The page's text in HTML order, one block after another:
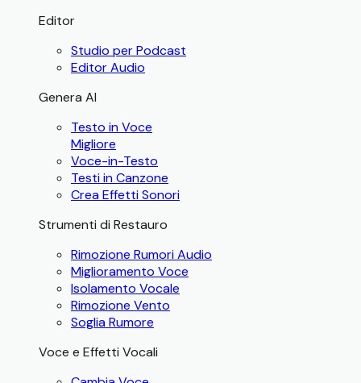
Editor
Studio per Podcast
Editor Audio
Genera AI
Testo in Voce
Migliore
Voce-in-Testo
Testi in Canzone
Crea Effetti Sonori
Strumenti di Restauro
Rimozione Rumori Audio
Miglioramento Voce
Isolamento Vocale
Rimozione Vento
Soglia Rumore
Voce e Effetti Vocali